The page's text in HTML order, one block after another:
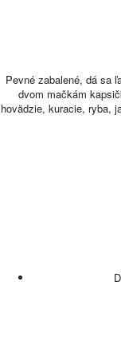
Pevné zabalené, dá sa
dvom mačkám
hovädzie, kuracie, ryba,